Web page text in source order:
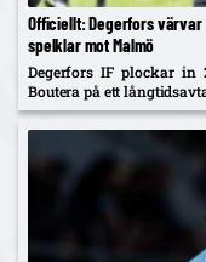
Officiellt: Degerfors
spelklar mot Malmö
Degerfors IF plockar in
Boutera på ett